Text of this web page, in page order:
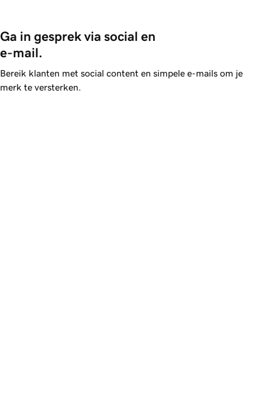
Ga in gesprek via social en
e-mail.
Bereik klanten met social content en simpele e-mails om je
merk te versterken.